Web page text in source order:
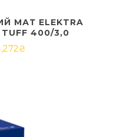
МАТ ELEKTRA
TUFF 400/3,0
₴